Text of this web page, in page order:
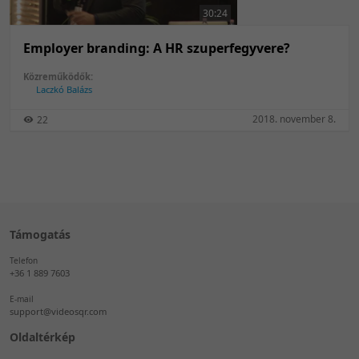
30:24
Employer branding: A HR szuperfegyvere?
Közreműködők:
Laczkó Balázs
22 2018. november 8.
Támogatás
Telefon
+36 1 889 7603
E-mail
support@videosqr.com
Oldaltérkép